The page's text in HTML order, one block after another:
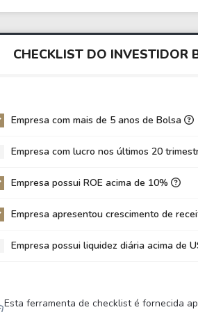
P/Ativo
Giro de Ativos
ROE
-
CHECKLIST DO INVESTIDOR
Empresa com mais de 5 anos de Bolsa
Empresa com lucro nos últimos 20
Empresa possui ROE acima de 10%
Empresa apresentou crescimento de
Empresa possui liquidez diária acima de
Esta ferramenta de checklist é fornecida